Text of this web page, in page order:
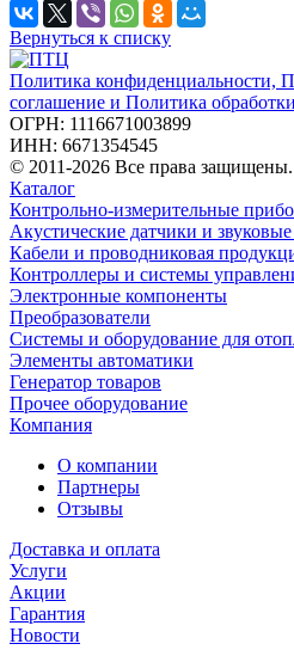
Вернуться к списку
Политика конфиденциальности,
соглашение и Политика
ОГРН: 1116671003899
ИНН: 6671354545
© 2011-2026 Все права защищены.
Каталог
Контрольно-измерительные
Акустические датчики и
Кабели и проводниковая
Контроллеры и системы
Электронные компоненты
Преобразователи
Системы и оборудование для
Элементы автоматики
Генератор товаров
Прочее оборудование
Компания
О компании
Партнеры
Отзывы
Доставка и оплата
Услуги
Акции
Гарантия
Новости